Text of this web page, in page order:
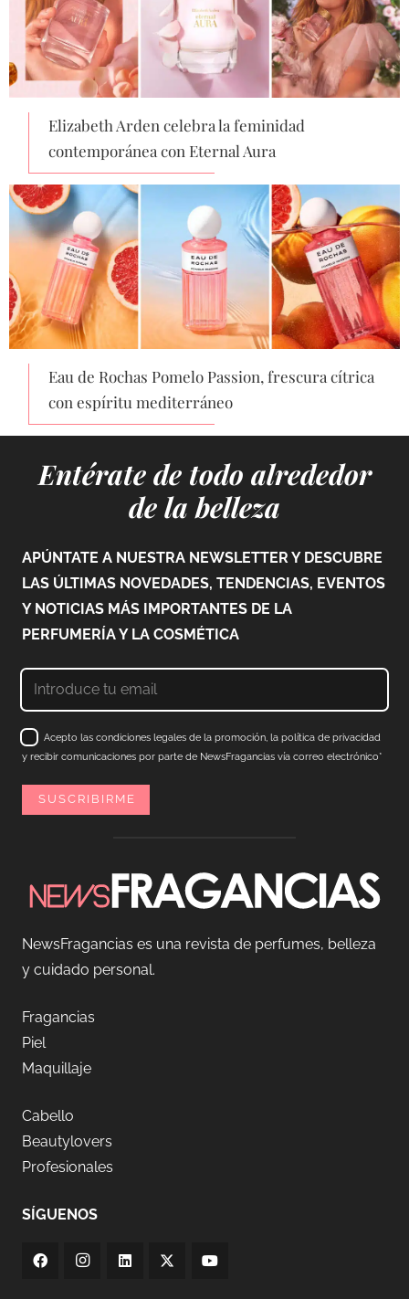
Elizabeth Arden celebra la feminidad
contemporánea con Eternal Aura
Eau de Rochas Pomelo Passion, frescura cítrica
con espíritu mediterráneo
Entérate de todo alrededor
de la belleza
APÚNTATE A NUESTRA NEWSLETTER Y DESCUBRE
LAS ÚLTIMAS NOVEDADES, TENDENCIAS, EVENTOS
Y NOTICIAS MÁS IMPORTANTES DE LA
PERFUMERÍA Y LA COSMÉTICA
Acepto las condiciones legales de la promoción, la política de privacidad
y recibir comunicaciones por parte de NewsFragancias vía correo electrónico*
NewsFragancias es una revista de perfumes, belleza
y cuidado personal.
Fragancias
Piel
Maquillaje
Cabello
Beautylovers
Profesionales
SÍGUENOS